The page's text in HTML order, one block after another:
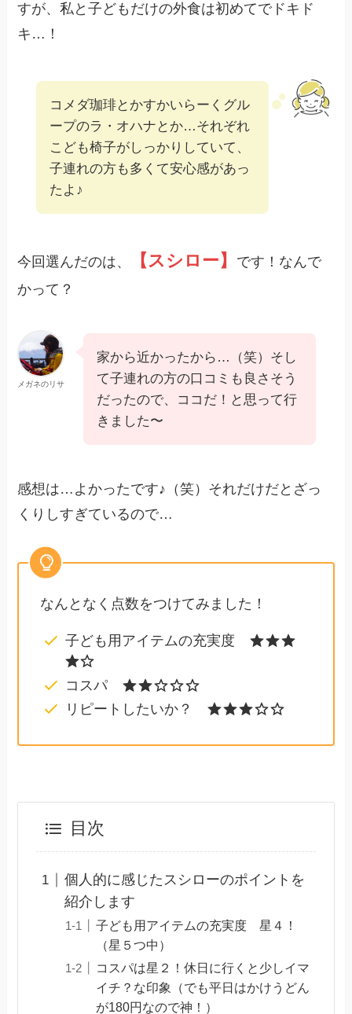
すが、私と子どもだけの外食は初めてでドキド
キ…！
コメダ珈琲とかすかいらーくグル
ープのラ・オハナとか…それぞれ
こども椅子がしっかりしていて、
子連れの方も多くて安心感があっ
たよ♪
今回選んだのは、 【スシロー】
です！なんで
かって？
メガネのリサ
家から近かったから…（笑）そし
て子連れの方の口コミも良さそう
だったので、ココだ！と思って行
きました〜
感想は…よかったです♪（笑）それだけだとざっ
くりしすぎているので…
なんとなく点数をつけてみました！
子ども用アイテムの充実度
コスパ
リピートしたいか？
目次
個人的に感じたスシローのポイントを
紹介します
子ども用アイテムの充実度 星４！
（星５つ中）
コスパは星２！休日に行くと少しイマ
イチ？な印象（でも平日はかけうどん
が180円なので神！）